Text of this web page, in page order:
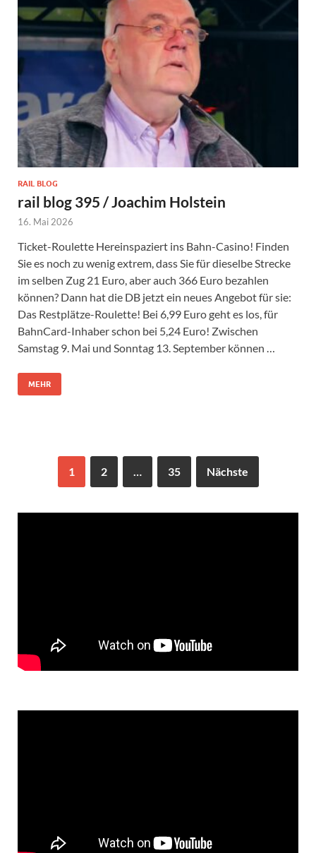
RAIL BLOG
rail blog 395 / Joachim Holstein
16. Mai 2026
Ticket-Roulette Hereinspaziert ins Bahn-Casino! Finden
Sie es noch zu wenig extrem, dass Sie für dieselbe Strecke
im selben Zug 21 Euro, aber auch 366 Euro bezahlen
können? Dann hat die DB jetzt ein neues Angebot für sie:
Das Restplätze-Roulette! Bei 6,99 Euro geht es los, für
BahnCard-Inhaber schon bei 5,24 Euro! Zwischen
Samstag 9. Mai und Sonntag 13. September können …
MEHR
1 2 35 Nächste